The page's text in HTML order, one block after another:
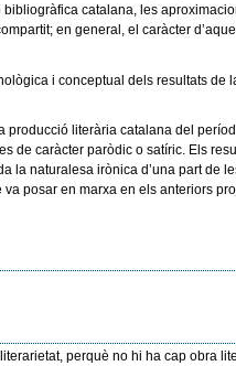
catalana, les
en general, el caràcter
i conceptual dels resultats de
literària catalana del
de caràcter paròdic o satíric. Els
la naturalesa irònica d’una part de
posar en marxa en els anteriors
perquè no hi ha cap obra